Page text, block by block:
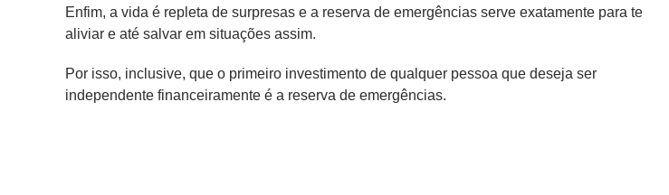
Enfim, a vida é repleta de surpresas e a reserva de emergências serve exatamente para te
aliviar e até salvar em situações assim.
Por isso, inclusive, que o primeiro investimento de qualquer pessoa que deseja ser
independente financeiramente é a reserva de emergências.